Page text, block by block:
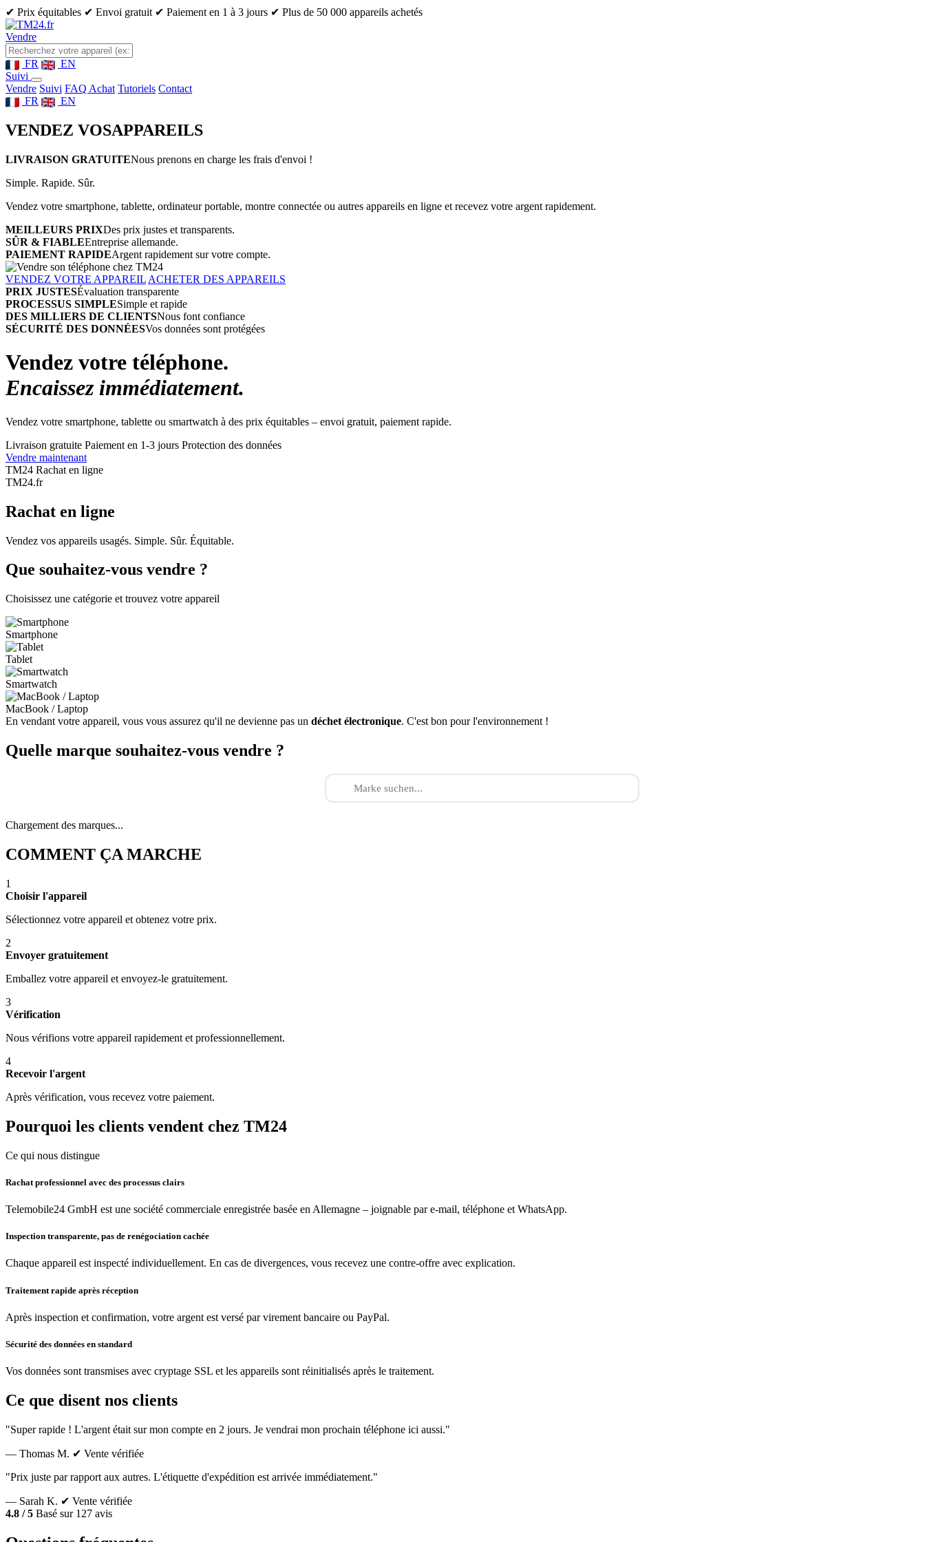
✔ Prix équitables ✔ Envoi gratuit ✔ Paiement en 1 à 3 jours ✔ Plus de 50 000 appareils achetés
Vendre
FR
EN
Suivi
Vendre Suivi FAQ Achat Tutoriels Contact
FR
EN
VENDEZ VOSAPPAREILS
LIVRAISON GRATUITENous prenons en charge les frais d'envoi !
Simple. Rapide. Sûr.
Vendez votre smartphone, tablette, ordinateur portable, montre connectée ou autres appareils en ligne et recevez votre argent rapidement.
MEILLEURS PRIXDes prix justes et transparents.
SÛR & FIABLEEntreprise allemande.
PAIEMENT RAPIDEArgent rapidement sur votre compte.
VENDEZ VOTRE APPAREIL ACHETER DES APPAREILS
PRIX JUSTESÉvaluation transparente
PROCESSUS SIMPLESimple et rapide
DES MILLIERS DE CLIENTSNous font confiance
SÉCURITÉ DES DONNÉESVos données sont protégées
Vendez votre téléphone.
Encaissez immédiatement.
Vendez votre smartphone, tablette ou smartwatch à des prix équitables – envoi gratuit, paiement rapide.
Livraison gratuite Paiement en 1-3 jours Protection des données
Vendre maintenant
TM24 Rachat en ligne
TM24.fr
Rachat en ligne
Vendez vos appareils usagés. Simple. Sûr. Équitable.
Que souhaitez-vous vendre ?
Choisissez une catégorie et trouvez votre appareil
Smartphone
Tablet
Smartwatch
MacBook / Laptop
En vendant votre appareil, vous vous assurez qu'il ne devienne pas un déchet électronique. C'est bon pour l'environnement !
Quelle marque souhaitez-vous vendre ?
Chargement des marques...
COMMENT ÇA MARCHE
1
Choisir l'appareil
Sélectionnez votre appareil et obtenez votre prix.
2
Envoyer gratuitement
Emballez votre appareil et envoyez-le gratuitement.
3
Vérification
Nous vérifions votre appareil rapidement et professionnellement.
4
Recevoir l'argent
Après vérification, vous recevez votre paiement.
Pourquoi les clients vendent chez TM24
Ce qui nous distingue
Rachat professionnel avec des processus clairs
Telemobile24 GmbH est une société commerciale enregistrée basée en Allemagne – joignable par e-mail, téléphone et WhatsApp.
Inspection transparente, pas de renégociation cachée
Chaque appareil est inspecté individuellement. En cas de divergences, vous recevez une contre-offre avec explication.
Traitement rapide après réception
Après inspection et confirmation, votre argent est versé par virement bancaire ou PayPal.
Sécurité des données en standard
Vos données sont transmises avec cryptage SSL et les appareils sont réinitialisés après le traitement.
Ce que disent nos clients
"Super rapide ! L'argent était sur mon compte en 2 jours. Je vendrai mon prochain téléphone ici aussi."
— Thomas M. ✔ Vente vérifiée
"Prix juste par rapport aux autres. L'étiquette d'expédition est arrivée immédiatement."
— Sarah K. ✔ Vente vérifiée
4.8 / 5 Basé sur 127 avis